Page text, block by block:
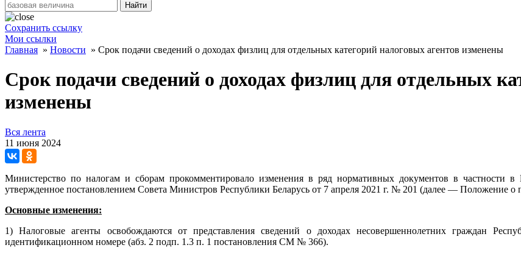
Найти
Сохранить ссылку
Мои ссылки
Главная » Новости » Срок подачи сведений о доходах физлиц для отдельных категорий налоговых агентов изменены
Срок подачи сведений о доходах физлиц для отдельных
изменены
Вся лента
11 июня 2024
Министерство по налогам и сборам прокомментировало изменения в ряд нормативных документов в частности
утвержденное постановлением Совета Министров Республики Беларусь от 7 апреля 2021 г. № 201 (далее — Положение о
Основные изменения:
1) Налоговые агенты освобождаются от представления сведений о доходах несовершеннолетних граждан
идентификационном номере (абз. 2 подп. 1.3 п. 1 постановления СМ № 366).